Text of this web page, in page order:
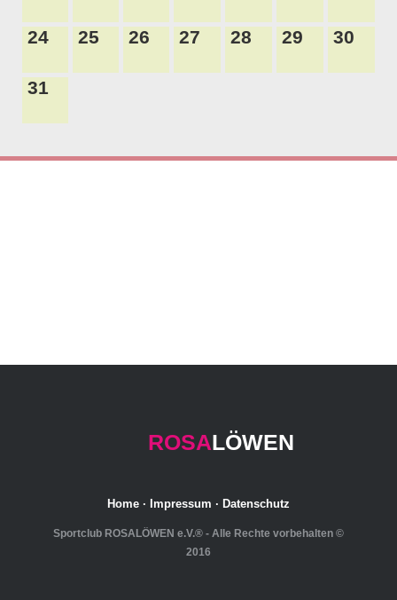
24 25 26 27 28 29 30
31
ROSALÖWEN
Home · Impressum · Datenschutz
Sportclub ROSALÖWEN e.V.® - Alle Rechte vorbehalten ©
2016